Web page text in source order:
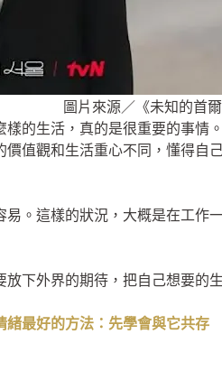
圖片來源／《未知的首
的生活，真的是很重要的事情
值觀和生活重心不同，懂得自
。這樣的狀況，大概是在工作
下外界的期待，把自己想要的
最好的方法：先學會與它共存